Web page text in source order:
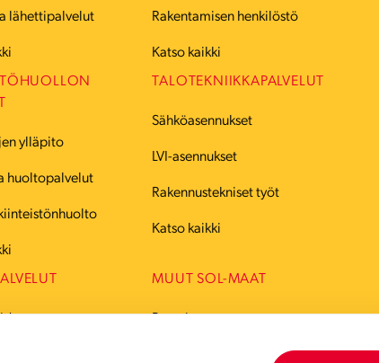
lähettipalvelut Rakentamisen henkilöstö
Katso kaikki
ylläpito
huoltopalvelut
kiinteistönhuolto
TALOTEKNIIKKAPALVELUT
Sähköasennukset
LVI-asennukset
Rakennustekniset työt
Katso kaikki
pesu
MUUT SOL-MAAT